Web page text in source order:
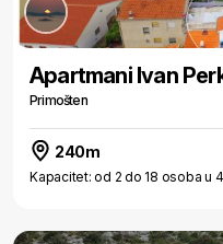
Apartmani Ivan
Primošten
240m
Kapacitet: od 2 do 18 osoba u